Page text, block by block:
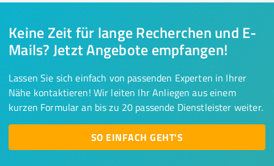
Keine Zeit für lange Recherchen und E-
Mails? Jetzt Angebote empfangen!
Lassen Sie sich einfach von passenden Experten in Ihrer
Nähe kontaktieren! Wir leiten Ihr Anliegen aus einem
kurzen Formular an bis zu 20 passende Dienstleister weiter.
SO EINFACH GEHT'S